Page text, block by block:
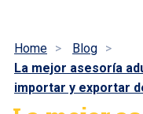
Home
Blog
La mejor asesoría
importar y exportar